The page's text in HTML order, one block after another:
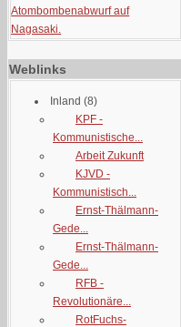
Atombombenabwurf auf
Nagasaki.
Weblinks
Inland (8)
KPF -
Kommunistische...
Arbeit Zukunft
KJVD -
Kommunistisch...
Ernst-Thälmann-
Gede...
Ernst-Thälmann-
Gede...
RFB -
Revolutionäre...
RotFuchs-